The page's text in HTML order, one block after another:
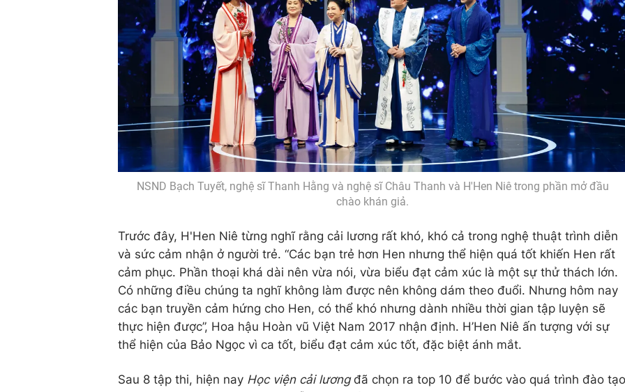
NSND Bạch Tuyết, nghệ sĩ Thanh Hằng và nghệ sĩ Châu Thanh và H'Hen Niê trong phần mở đầu
chào khán giả.
Trước đây, H'Hen Niê từng nghĩ rằng cải lương rất khó, khó cả trong nghệ thuật trình diễn
và sức cảm nhận ở người trẻ. “Các bạn trẻ hơn Hen nhưng thể hiện quá tốt khiến Hen rất
cảm phục. Phần thoại khá dài nên vừa nói, vừa biểu đạt cảm xúc là một sự thử thách lớn.
Có những điều chúng ta nghĩ không làm được nên không dám theo đuổi. Nhưng hôm nay
các bạn truyền cảm hứng cho Hen, có thể khó nhưng dành nhiều thời gian tập luyện sẽ
thực hiện được”, Hoa hậu Hoàn vũ Việt Nam 2017 nhận định. H’Hen Niê ấn tượng với sự
thể hiện của Bảo Ngọc vì ca tốt, biểu đạt cảm xúc tốt, đặc biệt ánh mắt.
Sau 8 tập thi, hiện nay Học viện cải lươngđã chọn ra top 10 để bước vào quá trình đào tạo